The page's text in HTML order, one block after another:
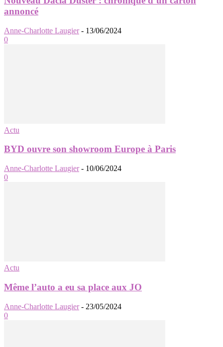
annoncé
Anne-Charlotte Laugier - 13/06/2024
0
Actu
BYD ouvre son showroom Europe à Paris
Anne-Charlotte Laugier - 10/06/2024
0
Actu
Même l’auto a eu sa place aux JO
Anne-Charlotte Laugier - 23/05/2024
0